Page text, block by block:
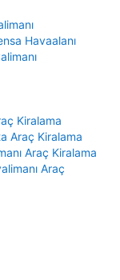
Havaalanı
Kiralama
Araç Kiralama
Araç Kiralama
Araç